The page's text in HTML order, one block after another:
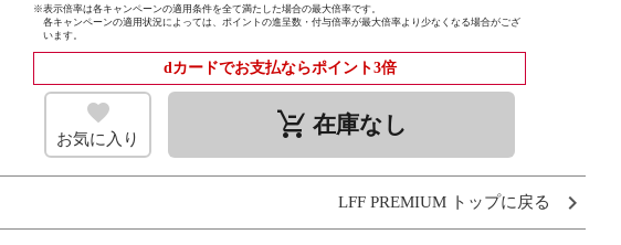
※表示倍率は各キャンペーンの適用条件を全て満たした場合の最大倍率です。
各キャンペーンの適用状況によっては、ポイントの進呈数・付与倍率が最大倍率より少なくなる場合がござ
います。
dカードでお支払ならポイント3倍
お気に入り remove_shopping_cart 在庫なし
LFF PREMIUM トップに戻る